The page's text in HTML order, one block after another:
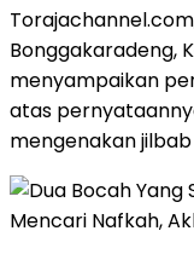
Bonggakaradeng,
menyampaikan
atas
mengenakan